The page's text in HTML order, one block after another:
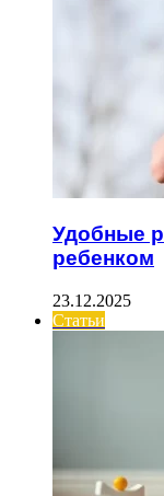
Удобные
ребенком
23.12.2025
Статьи